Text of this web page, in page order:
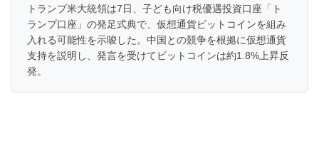
トランプ米大統領は7日、子ども向け税優遇投資口座「ト
ランプ口座」の発足式典で、仮想通貨ビットコインを組み
入れる可能性を示唆した。中国との競争を根拠に仮想通貨
支持を説明し、発言を受けてビットコインは約1.8%上昇反
発。